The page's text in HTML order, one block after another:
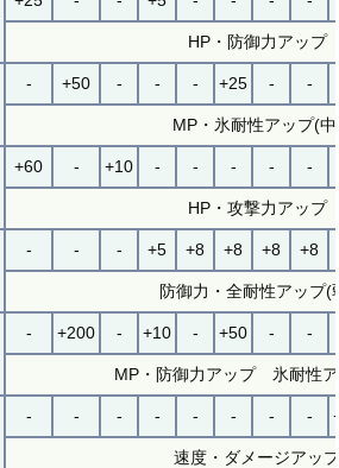
HP・防御力アップ
- +50 - - - +25 - -
MP・氷耐性アップ(
+60 - +10 - - - - -
HP・攻撃力アップ
- - - +5 +8 +8 +8 +8
防御力・全耐性アップ(
- +200 - +10 - +50 - -
MP・防御力アップ 氷耐性
- - - - - - - -
速度・ダメージアップ